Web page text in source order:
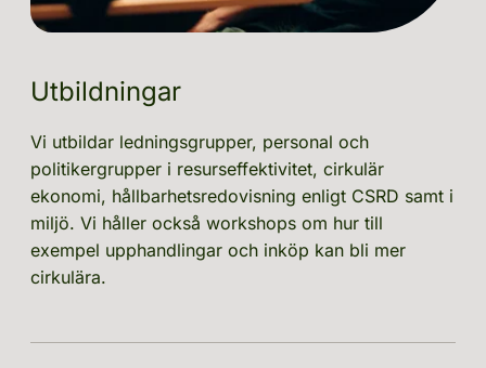
Utbildningar
Vi utbildar ledningsgrupper, personal och
politikergrupper i resurseffektivitet, cirkulär
ekonomi, hållbarhetsredovisning enligt CSRD samt i
miljö. Vi håller också workshops om hur till
exempel upphandlingar och inköp kan bli mer
cirkulära.